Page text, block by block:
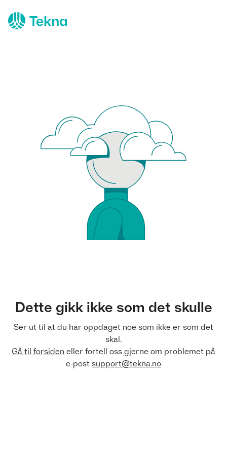
Dette gikk ikke som det skulle
Ser ut til at du har oppdaget noe som ikke er som det
skal.
Gå til forsiden eller fortell oss gjerne om problemet på
e-post support@tekna.no